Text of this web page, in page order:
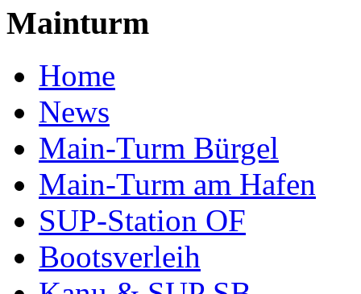
Mainturm
Home
News
Main-Turm Bürgel
Main-Turm am Hafen
SUP-Station OF
Bootsverleih